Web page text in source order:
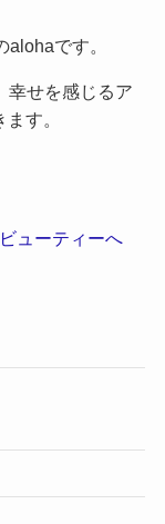
です。
幸せを感じるア
す。